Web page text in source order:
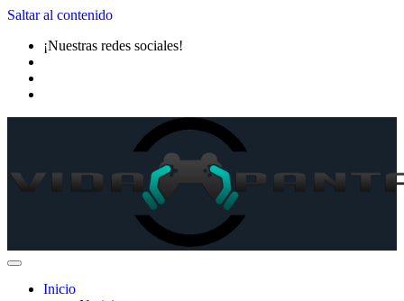
Saltar al contenido
¡Nuestras redes sociales!
Inicio